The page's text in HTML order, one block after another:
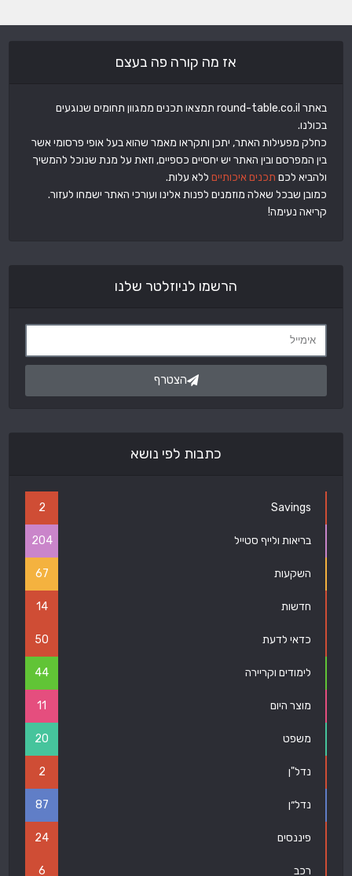
אז מה קורה פה בעצם
באתר round-table.co.il תמצאו תכנים ממגוון תחומים שנוגעים
בכולנו.
כחלק מפעילות האתר, יתכן ותקראו מאמר שהוא בעל אופי פרסומי אשר
בין המפרסם ובין האתר יש יחסיים כספיים, וזאת על מנת שנוכל להמשיך
ולהביא לכם תכנים איכותיים ללא עלות.
כמובן שבכל שאלה מוזמנים לפנות אלינו ועורכי האתר ישמחו לעזור.
קריאה נעימה!
הרשמו לניוזלטר שלנו
הצטרף
כתבות לפי נושא
Savings
2
בריאות ולייף סטייל 204
השקעות 67
חדשות 14
כדאי לדעת 50
לימודים וקריירה 44
מוצר היום 11
משפט 20
נדל"ן 2
נדל״ן 87
פיננסים 24
רכב 6